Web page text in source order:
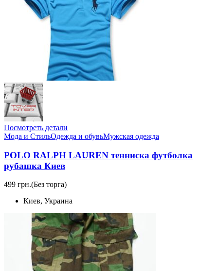
Посмотреть детали
Мода и СтильОдежда и обувьМужская одежда
POLO RALPH LAUREN тенниска футболка
рубашка Киев
499 грн.(Без торга)
Киев, Украина